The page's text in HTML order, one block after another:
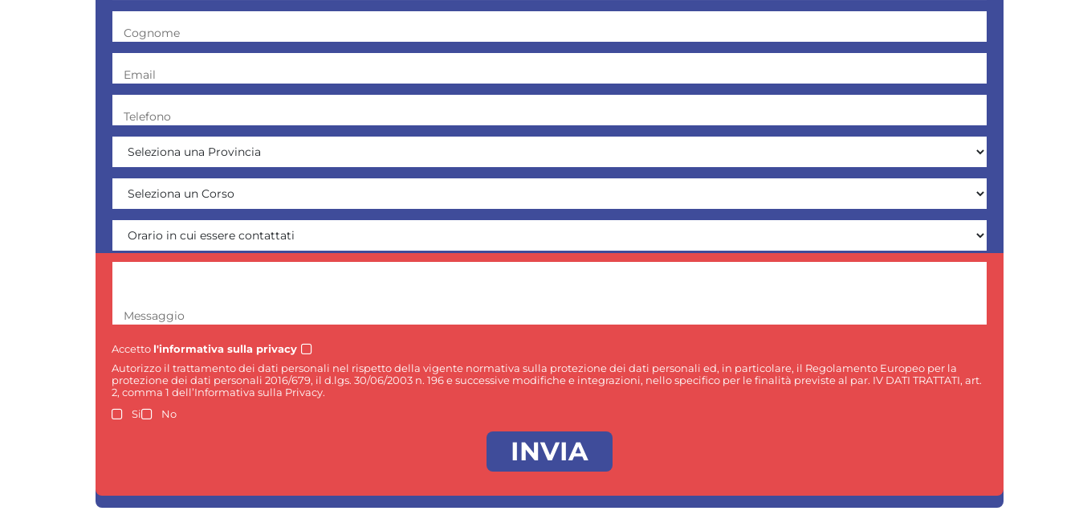
Cognome
Email
Telefono
Messaggio
Accetto l'informativa sulla privacy
Autorizzo il trattamento dei dati personali nel rispetto della vigente normativa sulla protezione dei dati personali ed, in particolare, il Regolamento Europeo per la
protezione dei dati personali 2016/679, il d.lgs. 30/06/2003 n. 196 e successive modifiche e integrazioni, nello specifico per le finalità previste al par. IV DATI TRATTATI, art.
2, comma 1 dell’Informativa sulla Privacy.
Si
No